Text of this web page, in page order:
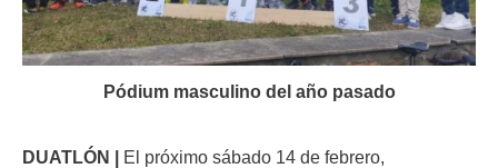
Pódium masculino del año pasado
DUATLÓN | El próximo sábado 14 de febrero,